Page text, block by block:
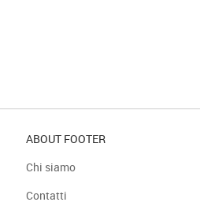
ABOUT FOOTER
Chi siamo
Contatti